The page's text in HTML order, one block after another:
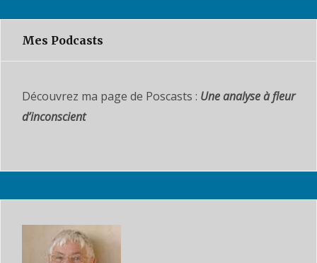
c
h
f
r
:
Mes Podcasts
Découvrez ma page de Poscasts : Une analyse à fleur
d’inconscient